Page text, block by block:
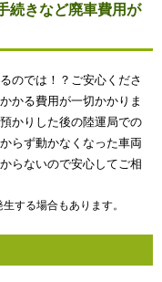
続きなど廃車費用が
のでは！？ご安心くださ
かる費用が一切かかりま
かりした後の陸運局での
らず動かなくなった車両
らないので安心してご相
する場合もあります。